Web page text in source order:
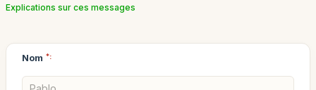
Explications sur ces messages
Nom *: